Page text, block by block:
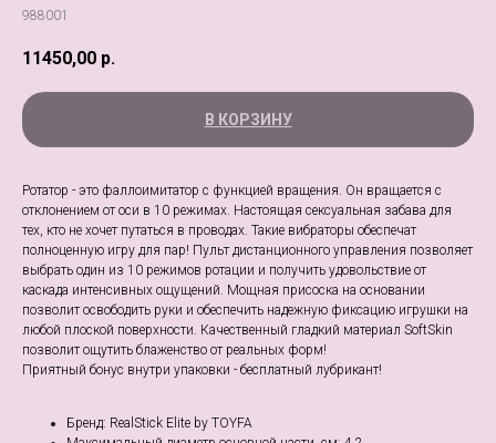
988001
11450,00 р.
В КОРЗИНУ
Ротатор - это фаллоимитатор с функцией вращения. Он вращается с
отклонением от оси в 10 режимах. Настоящая сексуальная забава для
тех, кто не хочет путаться в проводах. Такие вибраторы обеспечат
полноценную игру для пар! Пульт дистанционного управления позволяет
выбрать один из 10 режимов ротации и получить удовольствие от
каскада интенсивных ощущений. Мощная присоска на основании
позволит освободить руки и обеспечить надежную фиксацию игрушки на
любой плоской поверхности. Качественный гладкий материал SoftSkin
позволит ощутить блаженство от реальных форм!
Приятный бонус внутри упаковки - бесплатный лубрикант!
Бренд: RealStick Elite by TOYFA